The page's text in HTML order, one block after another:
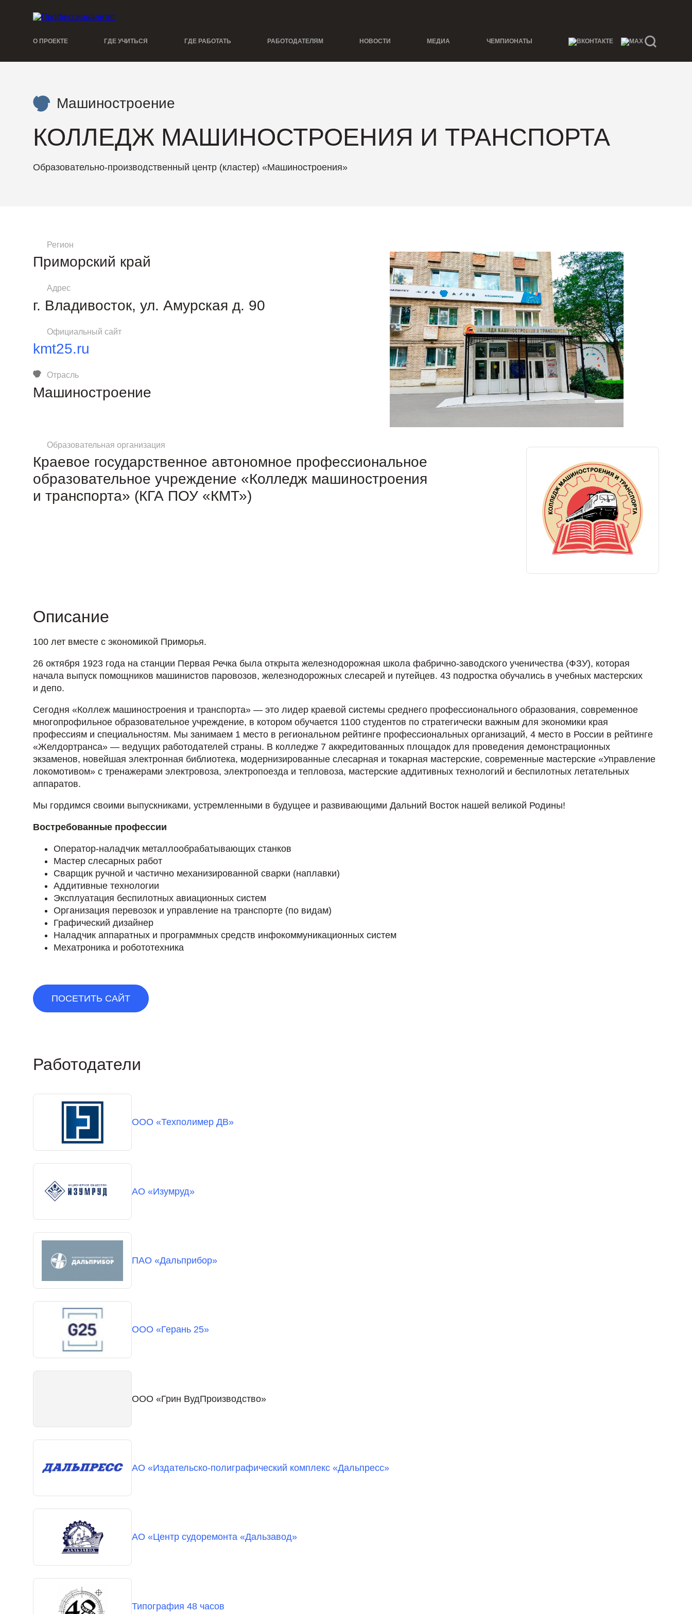
О ПРОЕКТЕ ГДЕ УЧИТЬСЯ ГДЕ РАБОТАТЬ РАБОТОДАТЕЛЯМ НОВОСТИ МЕДИА ЧЕМПИОНАТЫ
Машиностроение
КОЛЛЕДЖ МАШИНОСТРОЕНИЯ И ТРАНСПОРТА
Образовательно-производственный центр (кластер) «Машиностроения»
Регион
Приморский край
Адрес
г. Владивосток, ул. Амурская д. 90
Официальный сайт
kmt25.ru
Отрасль
Машиностроение
Образовательная организация
Краевое государственное автономное профессиональное
образовательное учреждение «Колледж машиностроения
и транспорта» (КГА ПОУ «КМТ»)
Описание
100 лет вместе с экономикой Приморья.
26 октября 1923 года на станции Первая Речка была открыта железнодорожная школа фабрично-заводского ученичества (ФЗУ), которая
начала выпуск помощников машинистов паровозов, железнодорожных слесарей и путейцев. 43 подростка обучались в учебных мастерских
и депо.
Сегодня «Коллеж машиностроения и транспорта» — это лидер краевой системы среднего профессионального образования, современное
многопрофильное образовательное учреждение, в котором обучается 1100 студентов по стратегически важным для экономики края
профессиям и специальностям. Мы занимаем 1 место в региональном рейтинге профессиональных организаций, 4 место в России в рейтинге
«Желдортранса» — ведущих работодателей страны. В колледже 7 аккредитованных площадок для проведения демонстрационных
экзаменов, новейшая электронная библиотека, модернизированные слесарная и токарная мастерские, современные мастерские «Управление
локомотивом» с тренажерами электровоза, электропоезда и тепловоза, мастерские аддитивных технологий и беспилотных летательных
аппаратов.
Мы гордимся своими выпускниками, устремленными в будущее и развивающими Дальний Восток нашей великой Родины!
Востребованные профессии
Оператор-наладчик металлообрабатывающих станков
Мастер слесарных работ
Сварщик ручной и частично механизированной сварки (наплавки)
Аддитивные технологии
Эксплуатация беспилотных авиационных систем
Организация перевозок и управление на транспорте (по видам)
Графический дизайнер
Наладчик аппаратных и программных средств инфокоммуникационных систем
Мехатроника и робототехника
ПОСЕТИТЬ САЙТ
Работодатели
ООО «Техполимер ДВ»
АО «Изумруд»
ПАО «Дальприбор»
ООО «Герань 25»
ООО «Грин ВудПроизводство»
АО «Издательско-полиграфический комплекс «Дальпресс»
АО «Центр судоремонта «Дальзавод»
Типография 48 часов